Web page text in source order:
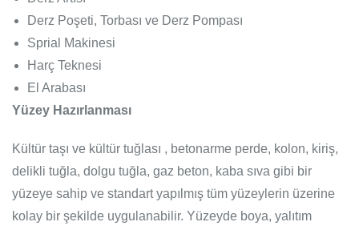
Derz Poşeti, Torbası ve Derz Pompası
Sprial Makinesi
Harç Teknesi
El Arabası
Yüzey Hazırlanması
Kültür taşı ve kültür tuğlası , betonarme perde, kolon, kiriş,
delikli tuğla, dolgu tuğla, gaz beton, kaba sıva gibi bir
yüzeye sahip ve standart yapılmış tüm yüzeylerin üzerine
kolay bir şekilde uygulanabilir. Yüzeyde boya, yalıtım